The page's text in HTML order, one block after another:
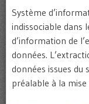
Système
indissociable dans
d’information de
données.
données issues
préalable à la mise